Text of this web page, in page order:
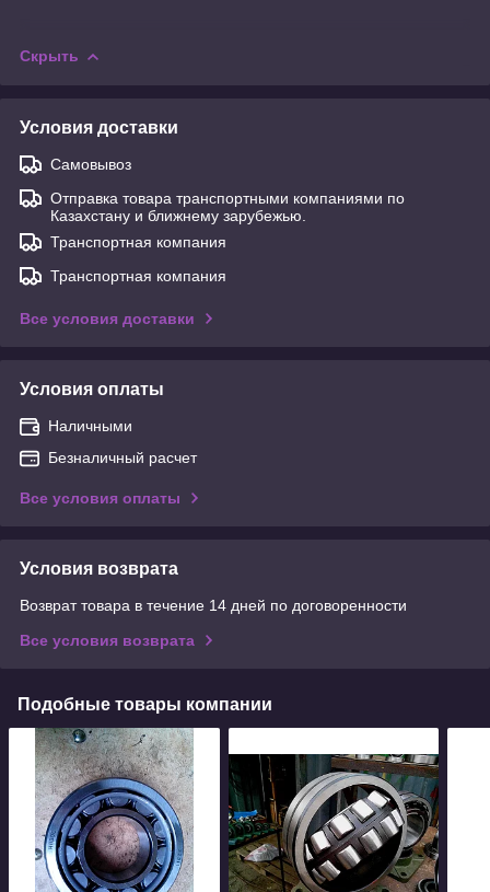
Скрыть
Условия доставки
Самовывоз
Отправка товара транспортными компаниями по
Казахстану и ближнему зарубежью.
Транспортная компания
Транспортная компания
Все условия доставки
Условия оплаты
Наличными
Безналичный расчет
Все условия оплаты
Условия возврата
Возврат товара в течение 14 дней по договоренности
Все условия возврата
Подобные товары компании